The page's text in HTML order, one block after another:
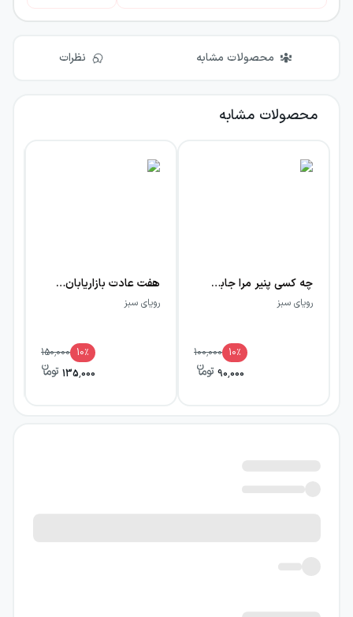
محصولات مشابه نظرات
محصولات مشابه
چه کسی پنیر مرا جابه‌جا کرد؟
رویای سبز
100,000 10٪
90,000
هفت عادت بازاریابان شبکه‌ای موثر
رویای سبز
150,000 10٪
135,000